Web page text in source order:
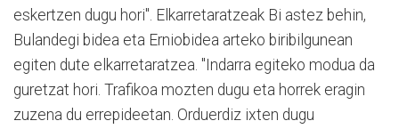
eskertzen dugu hori". Elkarretaratzeak Bi astez behin,
Bulandegi bidea eta Erniobidea arteko biribilgunean
egiten dute elkarretaratzea. "Indarra egiteko modua da
guretzat hori. Trafikoa mozten dugu eta horrek eragin
zuzena du errepideetan. Orduerdiz ixten dugu